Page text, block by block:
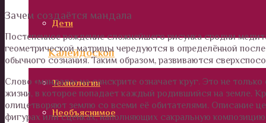
Дети
Калейдоскоп
Технологии
Необъяснимое
Зачем создаётся мандала
Постепенное рождение сложнейшего рисунка сродни
геометрической матрицы чередуются в определённой
обычного сознания. Таким образом, развиваются
Слово «мандала» на санскрите означает круг. Это не
жизни, в которое попадает каждый родившийся на земле.
олицетворяют землю со всеми её обитателями. Описание
фигурах или сценках, наполняющих сакральную